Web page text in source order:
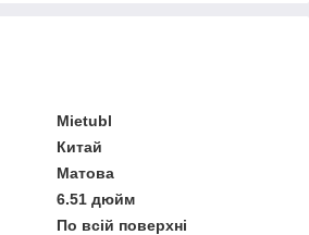
Mietubl
Китай
Матова
6.51 дюйм
По всій поверхні